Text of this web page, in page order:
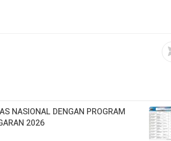
NASIONAL DENGAN PROGRAM
2026